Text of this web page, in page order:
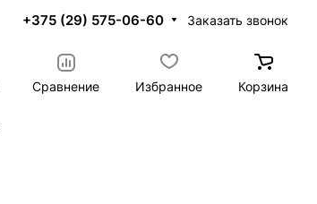
+375 (29) 575-06-60 Заказать звонок
Сравнение Избранное Корзина